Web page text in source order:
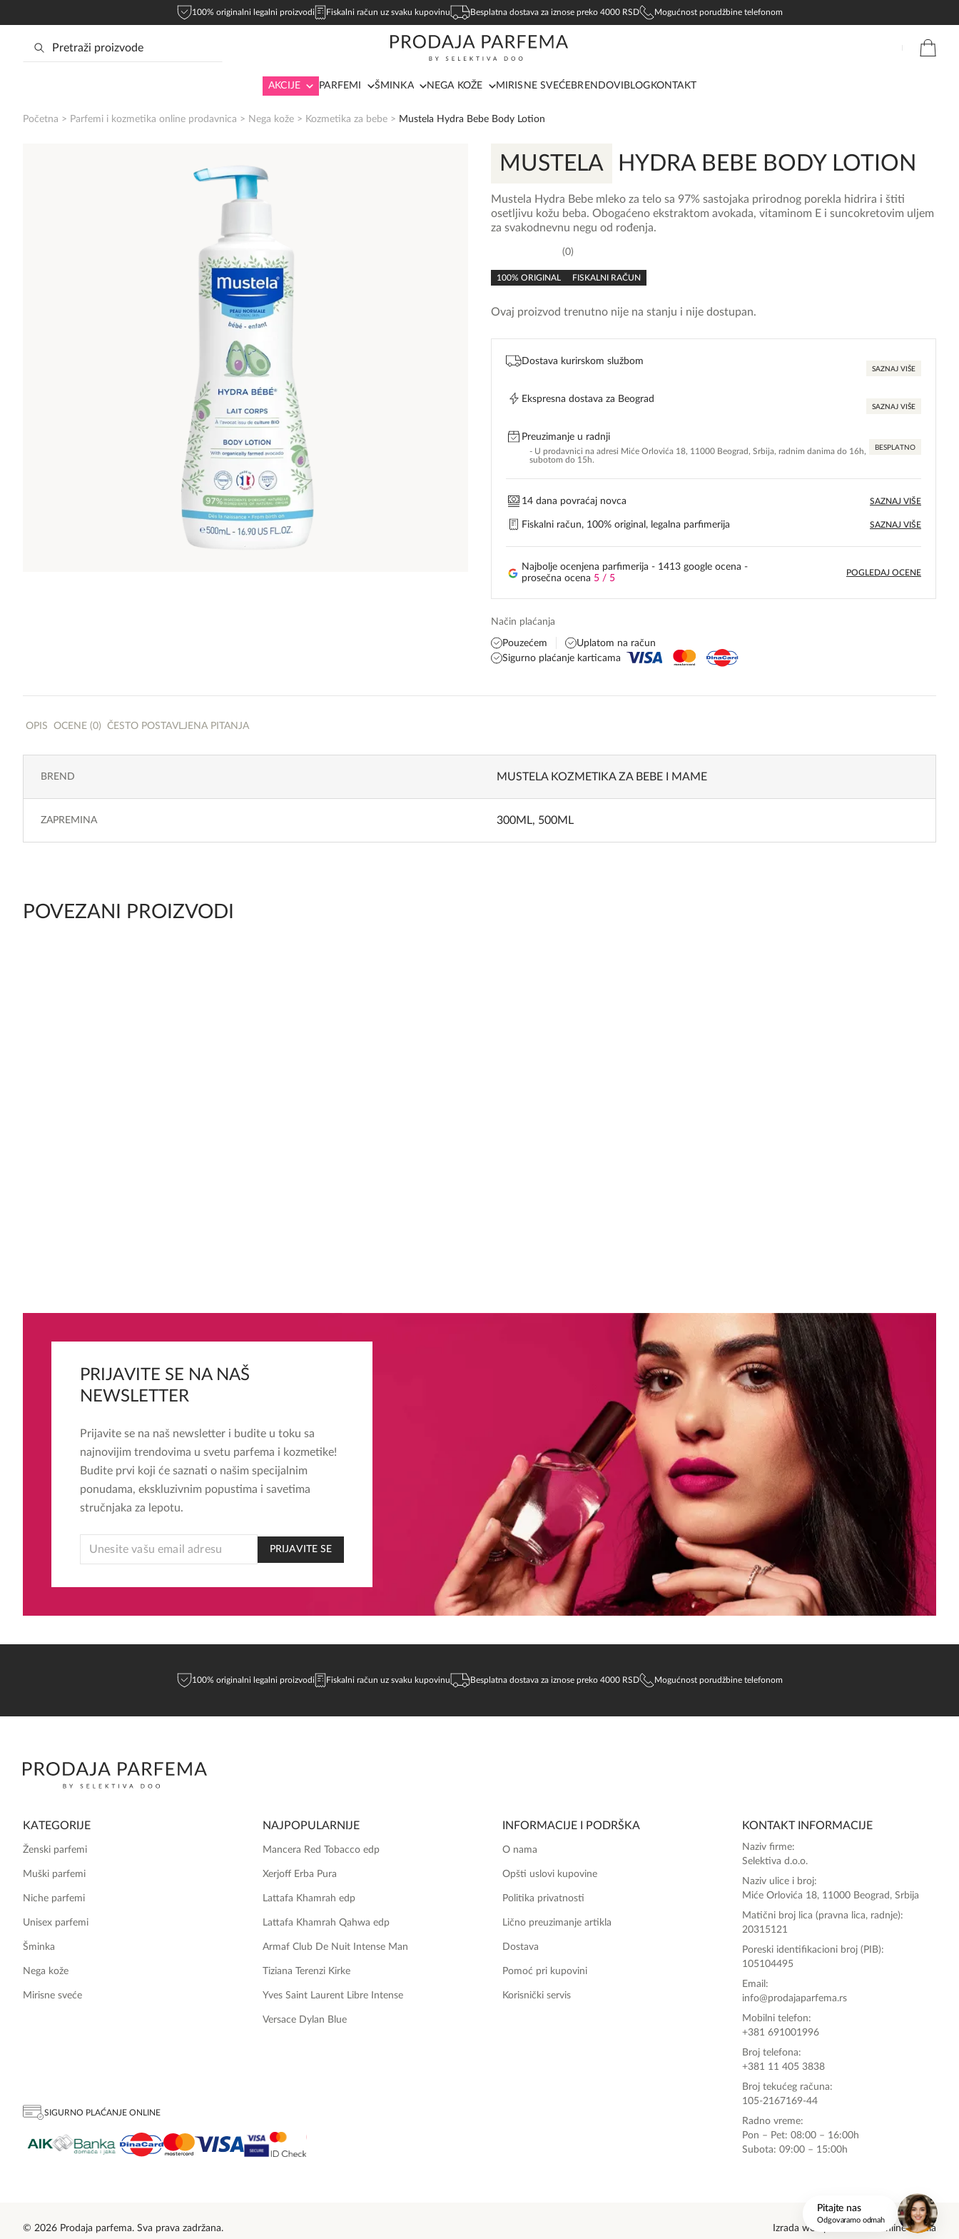
100% originalni legalni proizvodi Fiskalni račun uz svaku kupovinu Besplatna dostava za iznose preko 4000 RSD Mogućnost porudžbine telefonom
AKCIJE PARFEMI ŠMINKA NEGA KOŽE MIRISNE SVEĆEBRENDOVI BLOG KONTAKT
Početna > Parfemi i kozmetika online prodavnica > Nega kože > Kozmetika za bebe > Mustela Hydra Bebe Body Lotion
MUSTELA HYDRA BEBE BODY LOTION
rating
0
100% ORIGINAL FISKALNI RAČUN
Mustela Hydra Bebe mleko za telo sa 97% sastojaka prirodnog porekla hidrira i štiti
osetljivu kožu beba. Obogaćeno ekstraktom avokada, vitaminom E i suncokretovim uljem
za svakodnevnu negu od rođenja.
Ovaj proizvod trenutno nije na stanju i nije dostupan.
Dostava kurirskom službom
SAZNAJ VIŠE
Ekspresna dostava za Beograd
SAZNAJ VIŠE
Preuzimanje u radnji
- U prodavnici na adresi Miće Orlovića 18, 11000 Beograd, Srbija, radnim danima do 16h,
subotom do 15h.
BESPLATNO
14 dana povraćaj novca SAZNAJ VIŠE
Fiskalni račun, 100% original, legalna parfimerija SAZNAJ VIŠE
Najbolje ocenjena parfimerija - 1413 google ocena -
prosečna ocena 5 / 5
POGLEDAJ OCENE
Način plaćanja
Pouzećem
Uplatom na račun
Sigurno plaćanje karticama
OPIS OCENE (0) ČESTO POSTAVLJENA PITANJA
BREND MUSTELA KOZMETIKA ZA BEBE I MAME
ZAPREMINA 300ML, 500ML
POVEZANI PROIZVODI
PRIJAVITE SE NA NAŠ
NEWSLETTER
Prijavite se na naš newsletter i budite u toku sa
najnovijim trendovima u svetu parfema i kozmetike!
Budite prvi koji će saznati o našim specijalnim
ponudama, ekskluzivnim popustima i savetima
stručnjaka za lepotu.
EMAIL
PRIJAVITE SE
100% originalni legalni proizvodi Fiskalni račun uz svaku kupovinu Besplatna dostava za iznose preko 4000 RSD Mogućnost porudžbine telefonom
KATEGORIJE
Ženski parfemi
Muški parfemi
Niche parfemi
Unisex parfemi
Šminka
Nega kože
Mirisne sveće
NAJPOPULARNIJE
Mancera Red Tobacco edp
Xerjoff Erba Pura
Lattafa Khamrah edp
Lattafa Khamrah Qahwa edp
Armaf Club De Nuit Intense Man
Tiziana Terenzi Kirke
Yves Saint Laurent Libre Intense
Versace Dylan Blue
INFORMACIJE I PODRŠKA
O nama
Opšti uslovi kupovine
Politika privatnosti
Lično preuzimanje artikla
Dostava
Pomoć pri kupovini
Korisnički servis
KONTAKT INFORMACIJE
Naziv firme:
Selektiva d.o.o.
Naziv ulice i broj:
Miće Orlovića 18, 11000 Beograd, Srbija
Matični broj lica (pravna lica, radnje):
20315121
Poreski identifikacioni broj (PIB):
105104495
Email:
info@prodajaparfema.rs
Mobilni telefon:
+381 691001996
Broj telefona:
+381 11 405 3838
Broj tekućeg računa:
105-2167169-44
Radno vreme:
Pon – Pet: 08:00 – 16:00h
Subota: 09:00 – 15:00h
SIGURNO PLAĆANJE ONLINE
© 2026 Prodaja parfema. Sva prava zadržana. Izrada web prodavnice: Online Media
Pitajte nas
Odgovaramo odmah
Zdravo, tu sam da Vam pomognem da
poručite svoj omiljeni parfem danas ali i za